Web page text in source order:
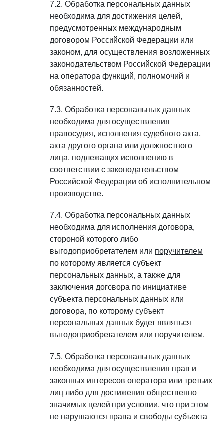
Обработка персональных данных
необходима для достижения целей,
предусмотренных международным
договором Российской Федерации или
законом, для осуществления возложенных
законодательством Российской Федерации
на оператора функций, полномочий и
обязанностей.
Обработка персональных данных
необходима для осуществления
правосудия, исполнения судебного акта,
акта другого органа или должностного
лица, подлежащих исполнению в
соответствии с законодательством
Российской Федерации об исполнительном
производстве.
Обработка персональных данных
необходима для исполнения договора,
стороной которого либо
выгодоприобретателем или поручителем
по которому является субъект
персональных данных, а также для
заключения договора по инициативе
субъекта персональных данных или
договора, по которому субъект
персональных данных будет являться
выгодоприобретателем или поручителем.
Обработка персональных данных
необходима для осуществления прав и
законных интересов оператора или третьих
лиц либо для достижения общественно
значимых целей при условии, что при этом
не нарушаются права и свободы субъекта